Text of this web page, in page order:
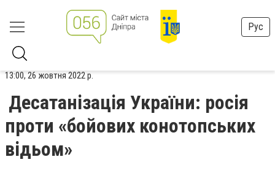
Рус
13:00, 26 жовтня 2022 р.
Десатанізація України: росія
проти «бойових конотопських
відьом»